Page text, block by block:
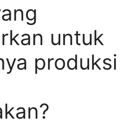
untuk
produksi